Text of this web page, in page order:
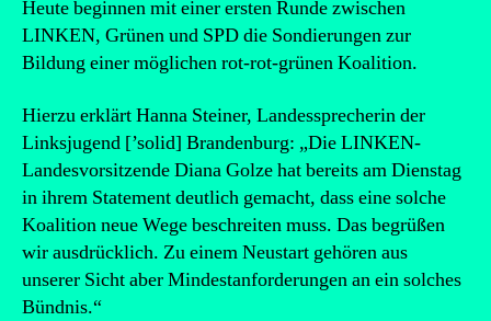
Heute beginnen mit einer ersten Runde zwischen
LINKEN, Grünen und SPD die Sondierungen zur
Bildung einer möglichen rot-rot-grünen Koalition.
Hierzu erklärt Hanna Steiner, Landessprecherin der
Linksjugend [’solid] Brandenburg: „Die LINKEN-
Landesvorsitzende Diana Golze hat bereits am Dienstag
in ihrem Statement deutlich gemacht, dass eine solche
Koalition neue Wege beschreiten muss. Das begrüßen
wir ausdrücklich. Zu einem Neustart gehören aus
unserer Sicht aber Mindestanforderungen an ein solches
Bündnis.“